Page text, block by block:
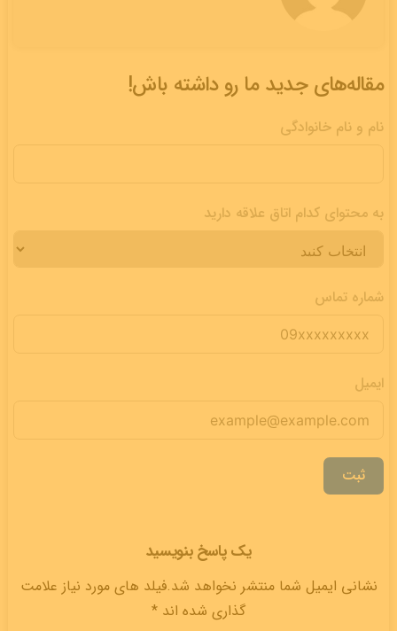
مقاله‌های جدید ما رو داشته باش!
نام و نام خانوادگی
به محتوای کدام اتاق علاقه دارید
شماره تماس
ایمیل
ثبت
یک پاسخ بنویسید
نشانی ایمیل شما منتشر نخواهد شد.فیلد های مورد نیاز علامت
گذاری شده اند *